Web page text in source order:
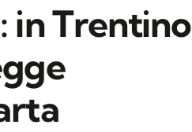
in Trentino